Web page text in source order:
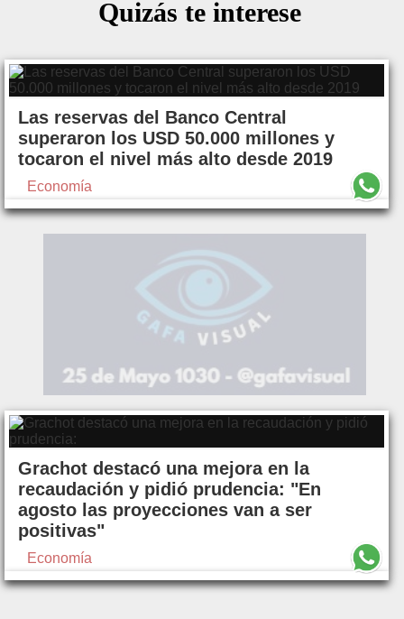
Quizás te interese
Las reservas del Banco Central
superaron los USD 50.000 millones y
tocaron el nivel más alto desde 2019
Economía
Grachot destacó una mejora en la
recaudación y pidió prudencia: "En
agosto las proyecciones van a ser
positivas"
Economía